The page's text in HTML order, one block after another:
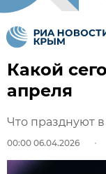
Какой
апреля
Что празднуют
00:00 06.04.2026